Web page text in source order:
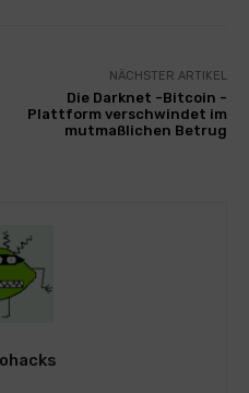
NÄCHSTER ARTIKEL
Die Darknet -Bitcoin -
Plattform verschwindet im
mutmaßlichen Betrug